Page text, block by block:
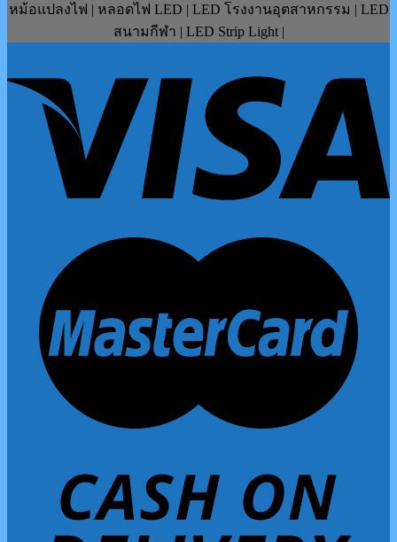
หม้อแปลงไฟ | หลอดไฟ LED | LED โรงงานอุตสาหกรรม | LED
สนามกีฬา | LED Strip Light |